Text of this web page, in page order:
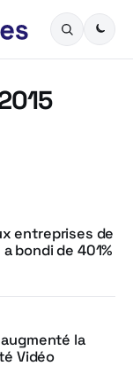
entreprises de
bondi de 401%
augmenté la
Vidéo